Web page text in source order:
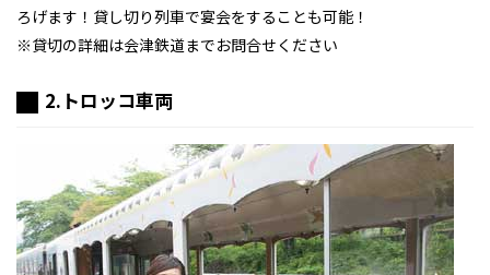
ろげます！貸し切り列車で宴会をすることも可能！
※貸切の詳細は会津鉄道までお問合せください
2.トロッコ車両